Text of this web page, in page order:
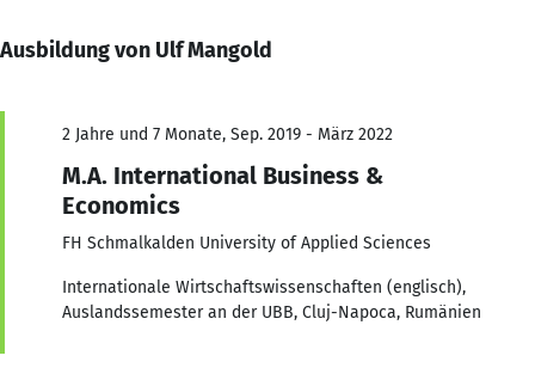
Ausbildung von Ulf Mangold
2 Jahre und 7 Monate, Sep. 2019 - März 2022
M.A. International Business &
Economics
FH Schmalkalden University of Applied Sciences
Internationale Wirtschaftswissenschaften (englisch),
Auslandssemester an der UBB, Cluj-Napoca, Rumänien